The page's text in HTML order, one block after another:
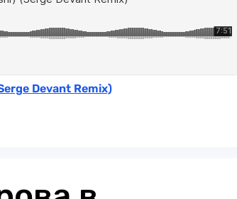
Devant Remix)